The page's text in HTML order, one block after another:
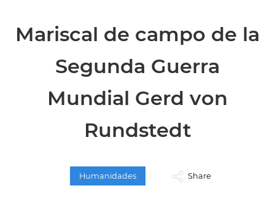
Mariscal de campo de la
Segunda Guerra
Mundial Gerd von
Rundstedt
Humanidades Share